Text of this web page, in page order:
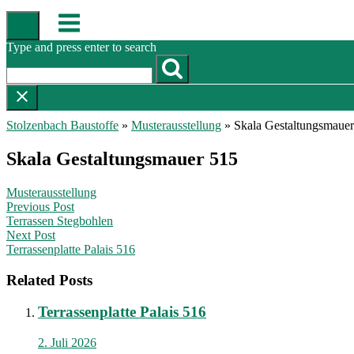
Skip
content
Menu
Type and press enter to search
Stolzenbach Baustoffe » Musterausstellung » Skala
Skala Gestaltungsmauer 515
Musterausstellung
Post
navigation
Previous Post
Terrassen Stegbohlen
Next Post
Terrassenplatte Palais 516
Related Posts
Terrassenplatte Palais 516
2. Juli 2026